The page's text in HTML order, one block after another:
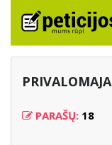
PARAŠŲ: 18